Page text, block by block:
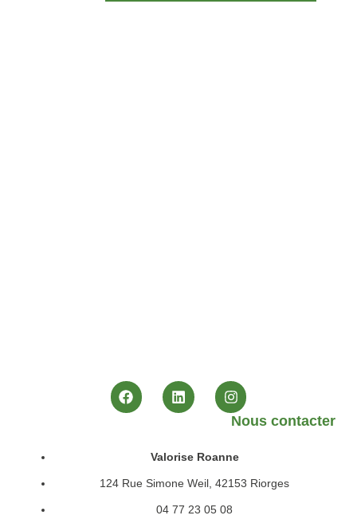
Nous contacter
Valorise Roanne
124 Rue Simone Weil, 42153 Riorges
04 77 23 05 08